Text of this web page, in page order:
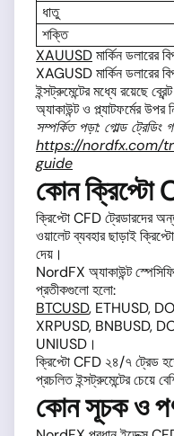
ধাতু
শক্তি
XAUUSDমার্কিন ডলারের
XAGUSD মার্কিন ডলারের
ইন্সট্রুমেন্টের মধ্যে রয়েছে
অ্যাকাউন্ট ও প্ল্যাটফর্মের উপর
সম্পর্কিত পড়া: গোল্ড
https://nordfx.com/
guide
কোন ক্রিপ্টো
ক্রিপ্টো CFD ট্রেডারদের
ওয়ালেট ব্যবহার ছাড়াই
দেয়।
NordFX অ্যাকাউন্ট
প্রতীকগুলো হলো:
BTCUSD, ETHUSD,
XRPUSD, BNBUSD,
UNIUSD।
ক্রিপ্টো CFD ২৪/৭ ট্রেড
প্রচলিত ইন্সট্রুমেন্টের চেয়ে
কোন সূচক ও